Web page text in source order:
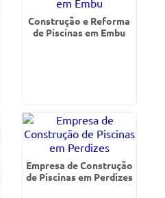
Construção e Reforma
de Piscinas em Embu
Empresa de Construção
de Piscinas em Perdizes